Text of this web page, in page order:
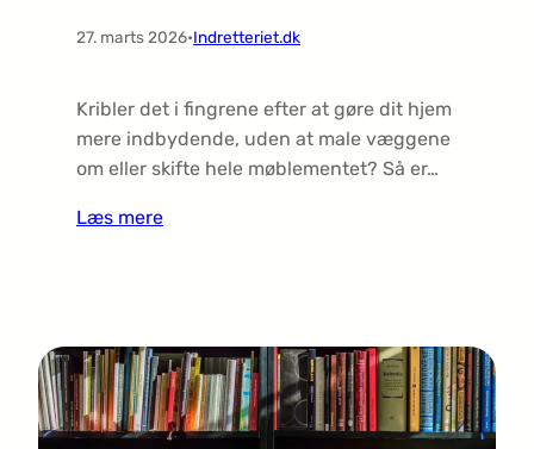
27. marts 2026•Indretteriet.dk
Kribler det i fingrene efter at gøre dit hjem
mere indbydende, uden at male væggene
om eller skifte hele møblementet? Så er…
Læs mere